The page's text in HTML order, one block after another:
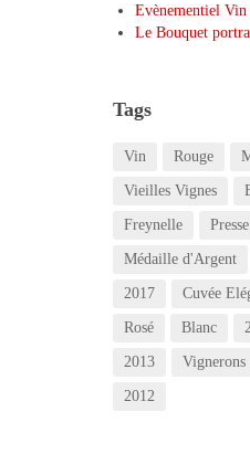
Evènementiel
Le Bouquet
Tags
Vin Rouge
Vieilles Vignes
Freynelle Presse
Médaille d'Argent
2017 Cuvée
Rosé Blanc
2013 Vignerons
2012